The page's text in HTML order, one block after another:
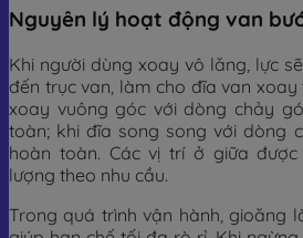
Nguyên lý hoạt động van
Khi người dùng xoay vô lăng, lực
đến trục van, làm cho đĩa van
xoay vuông góc với dòng chảy
toàn; khi đĩa song song với dòng
hoàn toàn. Các vị trí ở giữa
lượng theo nhu cầu.
Trong quá trình vận hành, gioăng